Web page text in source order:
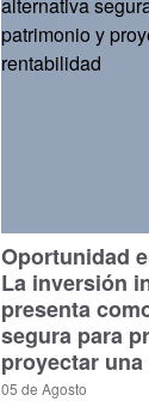
Oportunidad
La inversión
presenta
segura para
proyectar
05 de Agosto